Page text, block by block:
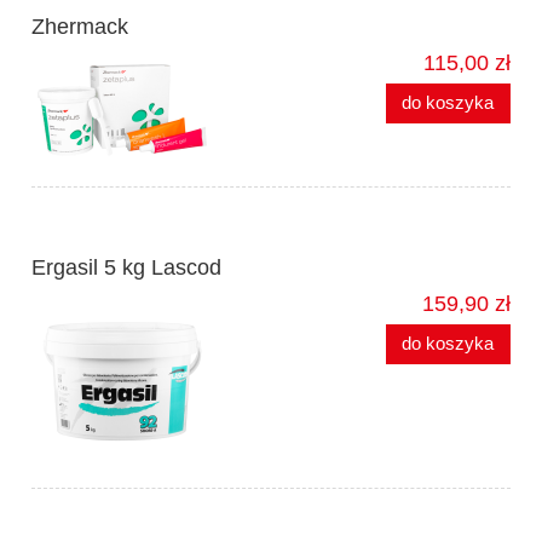
Zhermack
115,00 zł
do koszyka
Ergasil 5 kg Lascod
159,90 zł
do koszyka